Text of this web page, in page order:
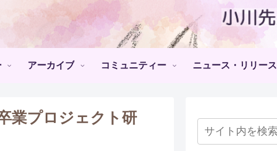
アーカイブ コミュニティー ニュース・リリース
業プロジェクト研